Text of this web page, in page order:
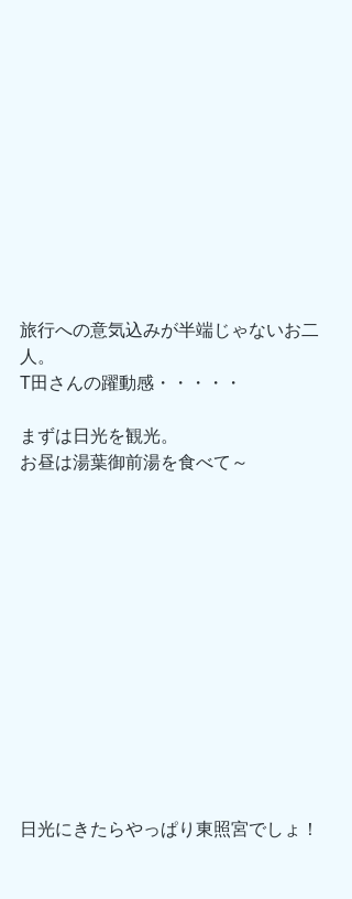
旅行への意気込みが半端じゃないお二
人。
T田さんの躍動感・・・・・
まずは日光を観光。
お昼は湯葉御前湯を食べて～
日光にきたらやっぱり東照宮でしょ！